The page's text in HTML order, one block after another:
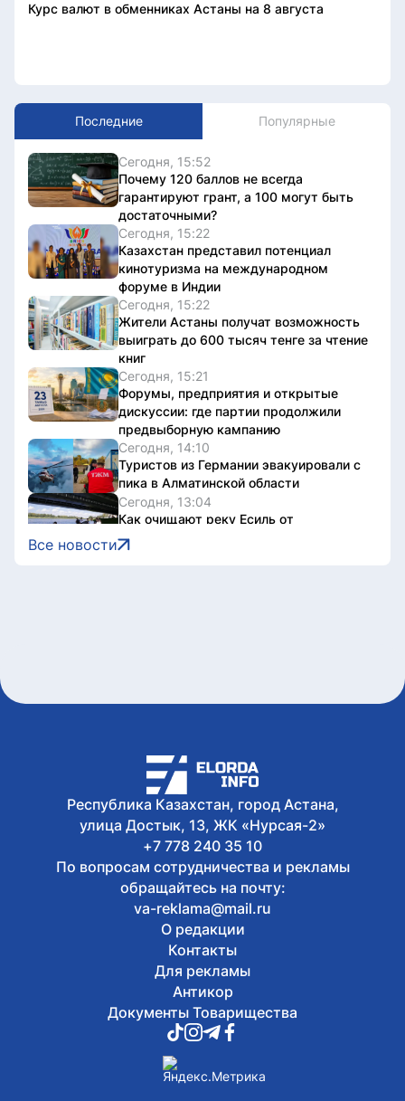
Курс валют в обменниках Астаны на 8 августа
Последние Популярные
Сегодня, 15:52
Почему 120 баллов не всегда
гарантируют грант, а 100 могут быть
достаточными?
Сегодня, 15:22
Казахстан представил потенциал
кинотуризма на международном
форуме в Индии
Сегодня, 15:22
Жители Астаны получат возможность
выиграть до 600 тысяч тенге за чтение
книг
Сегодня, 15:21
Форумы, предприятия и открытые
дискуссии: где партии продолжили
предвыборную кампанию
Сегодня, 14:10
Туристов из Германии эвакуировали с
пика в Алматинской области
Сегодня, 13:04
Как очищают реку Есиль от
водорослей, тины и мусора в Астане
Сегодня, 13:04
Министр туризма и спорта посетил
соревнования по фиджитал-футболу в
рамках «Игр Будущего 2026»
Все новости
Республика Казахстан, город Астана,
улица Достык, 13, ЖК «Нурсая-2»
+7 778 240 35 10
По вопросам сотрудничества и рекламы
обращайтесь на почту:
va-reklama@mail.ru
О редакции
Контакты
Для рекламы
Антикор
Документы Товарищества